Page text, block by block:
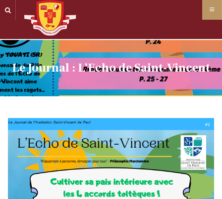
Le Journal : L’Echo de Saint-Vincent
Panneau de gestion des cookies